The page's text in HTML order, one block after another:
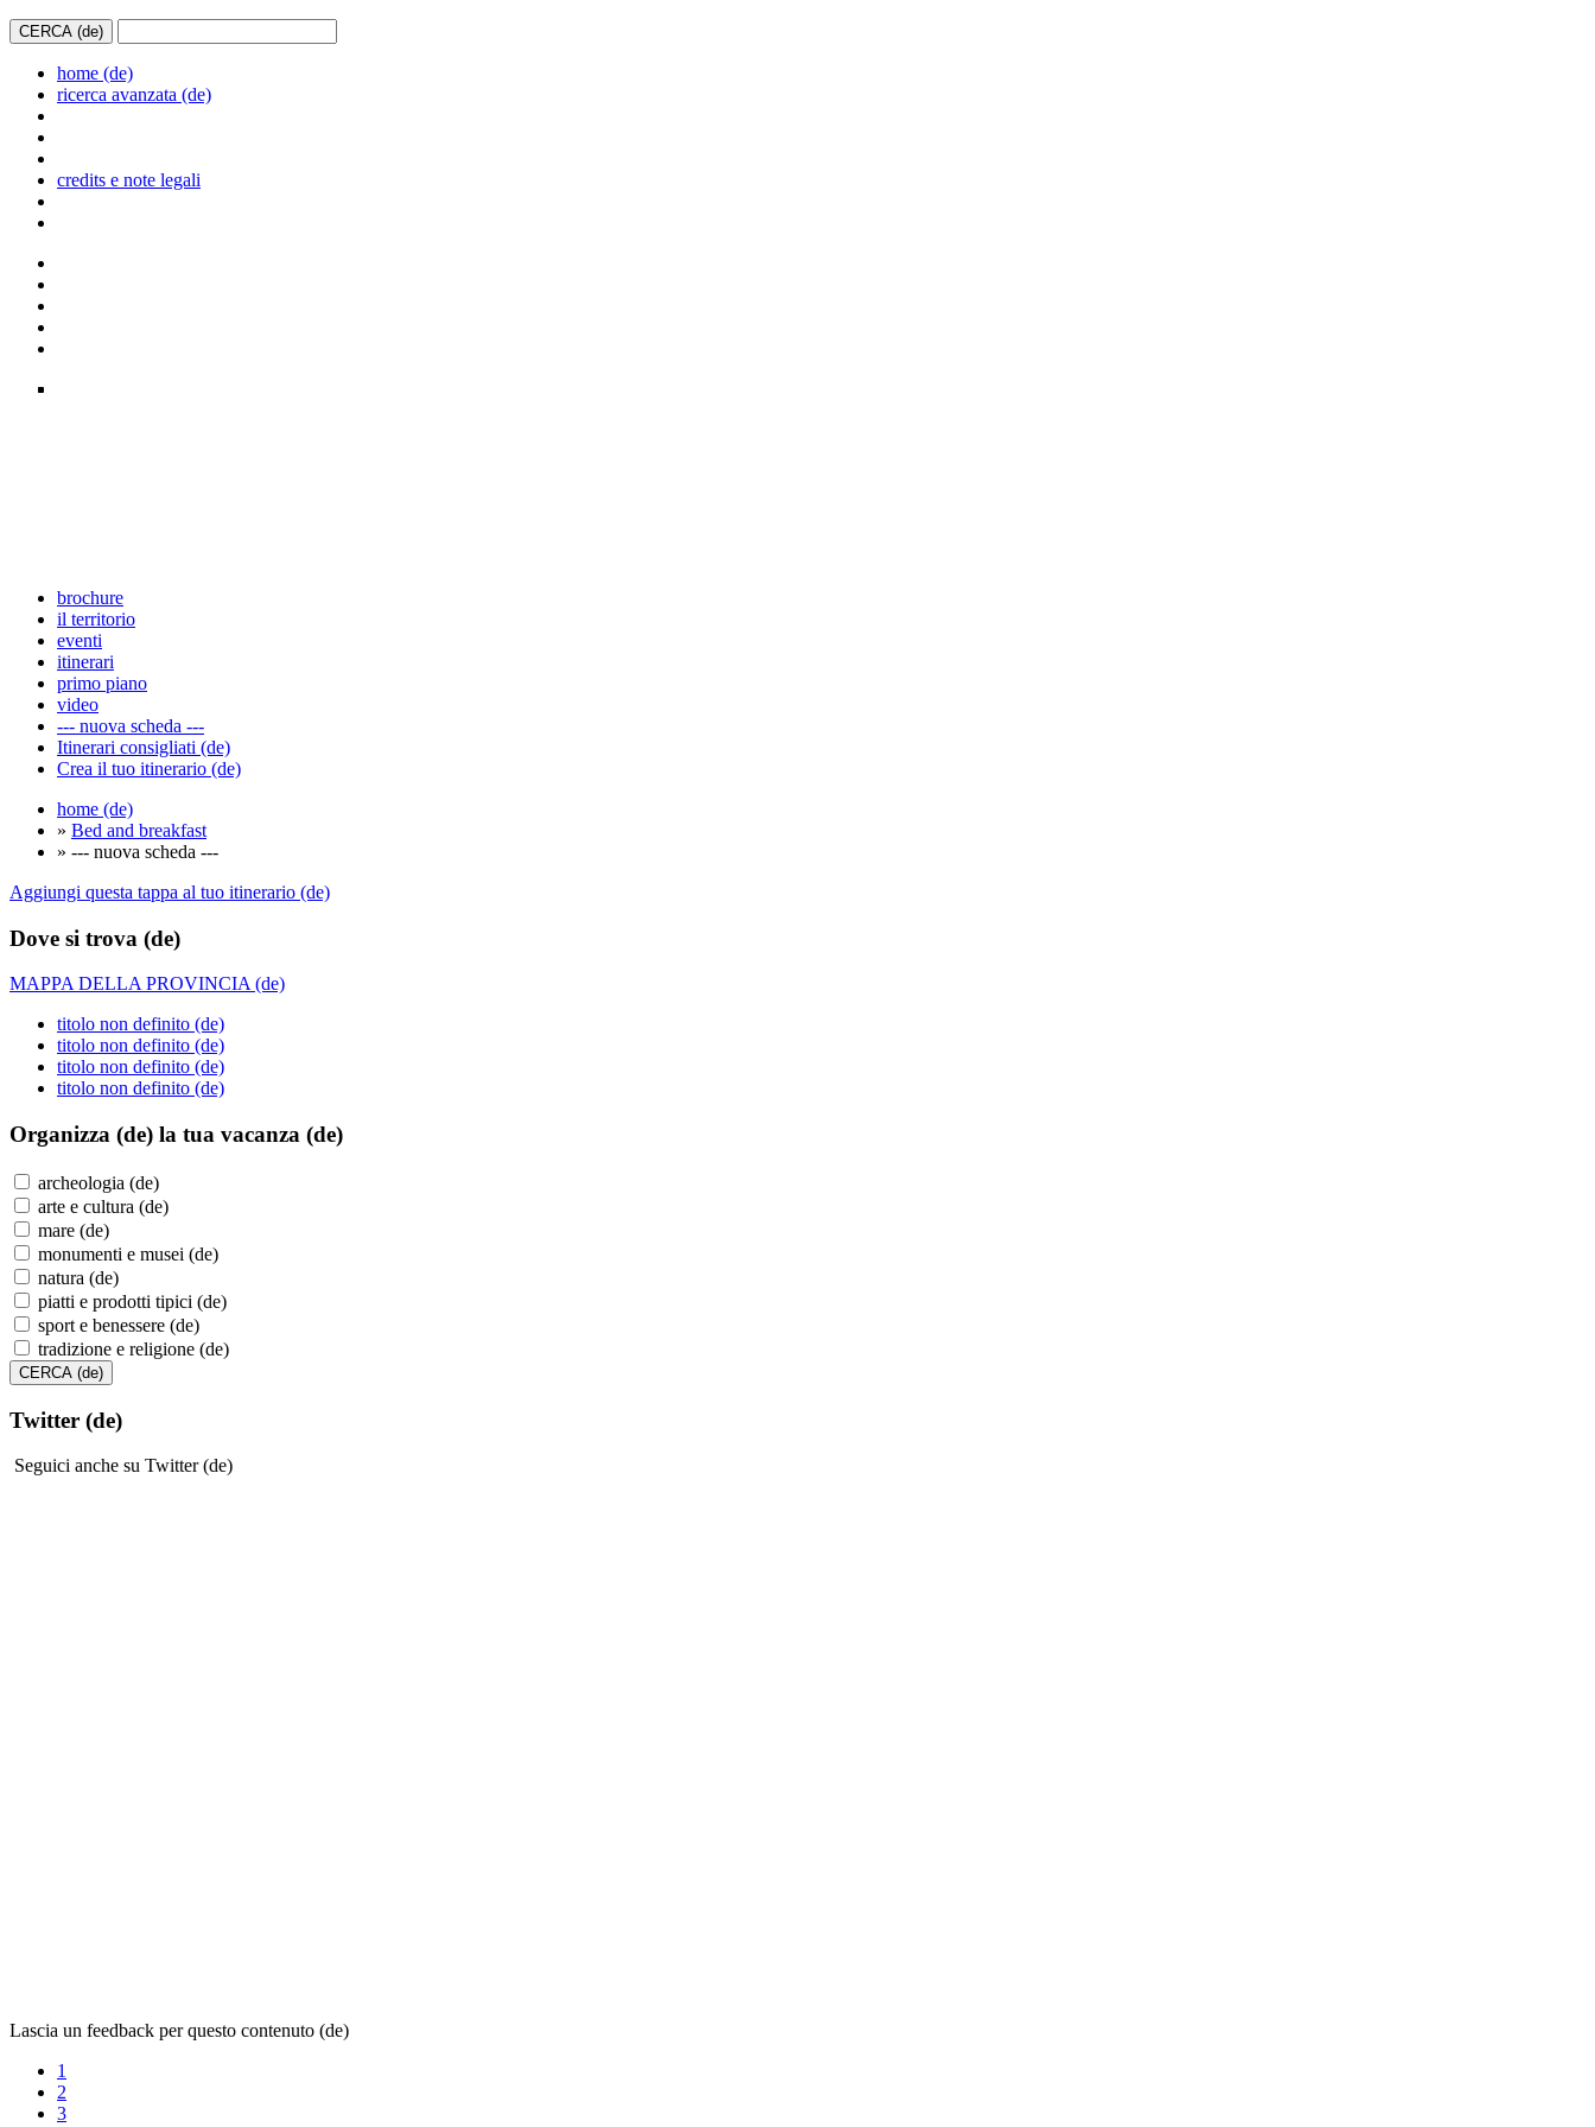
home (de)
ricerca avanzata (de)
credits e note legali
brochure
il territorio
eventi
itinerari
primo piano
video
--- nuova scheda ---
Itinerari consigliati (de)
Crea il tuo itinerario (de)
home (de)
» Bed and breakfast
» --- nuova scheda ---
Aggiungi questa tappa al tuo itinerario (de)
Dove si trova (de)
MAPPA DELLA PROVINCIA (de)
titolo non definito (de)
titolo non definito (de)
titolo non definito (de)
titolo non definito (de)
Organizza (de) la tua vacanza (de)
archeologia (de)
arte e cultura (de)
mare (de)
monumenti e musei (de)
natura (de)
piatti e prodotti tipici (de)
sport e benessere (de)
tradizione e religione (de)
Twitter (de)
Seguici anche su Twitter (de)
Lascia un feedback per questo contenuto (de)
1
2
3